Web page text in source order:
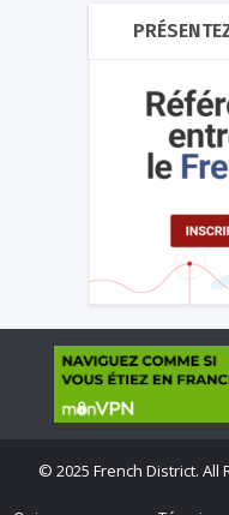
© 2025 French District.